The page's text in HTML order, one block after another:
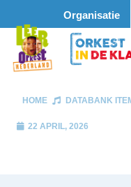
Organisatie
HOME DATABANK
22 APRIL, 2026